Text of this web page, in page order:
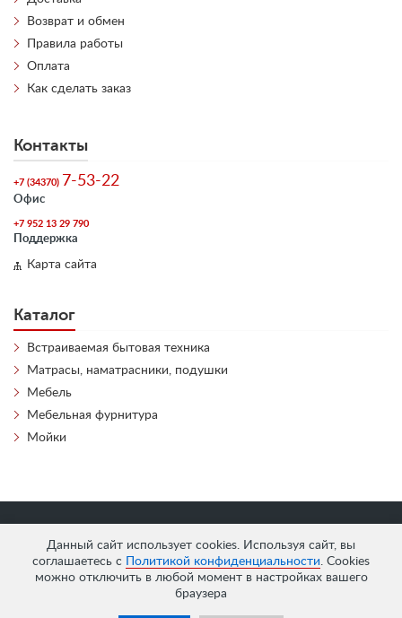
Данный сайт использует cookies. Используя сайт, вы
соглашаетесь с
Политикой конфиденциальности. Cookies
можно отключить в любой момент в настройках вашего
браузера
Возврат и обмен
Правила работы
Оплата
Как сделать заказ
Контакты
+7 (34370) 7-53-22
Офис
+7 952 13 29 790
Поддержка
Карта сайта
Каталог
Встраиваемая бытовая техника
Матрасы, наматрасники, подушки
Мебель
Мебельная фурнитура
Мойки